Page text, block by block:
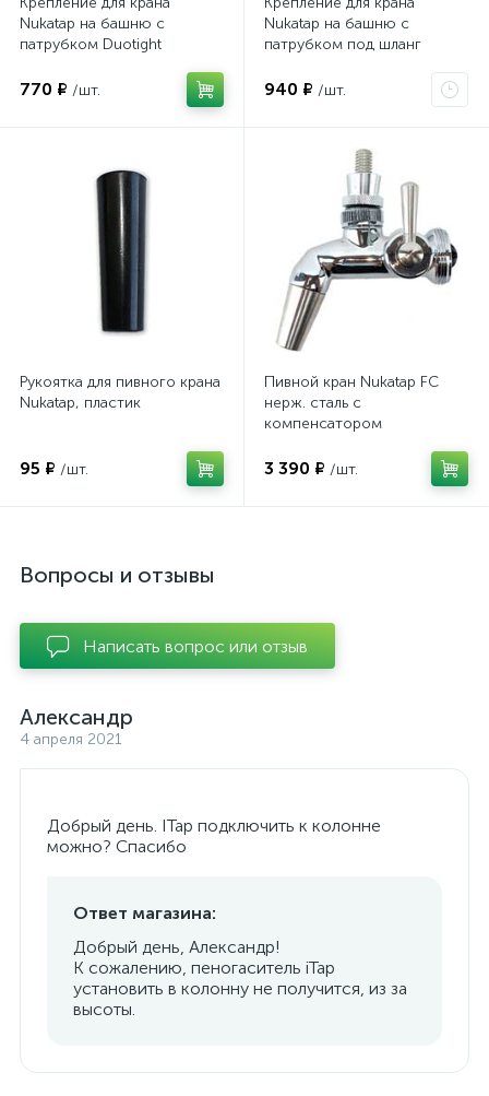
Nukatap на башню с
патрубком Duotight
770 ₽ /шт.
Nukatap на башню с
патрубком под шланг
940 ₽ /шт.
Рукоятка для пивного крана
Nukatap, пластик
95 ₽ /шт.
Пивной кран Nukatap FC
нерж. сталь с
компенсатором
3 390 ₽ /шт.
Вопросы и отзывы
Написать вопрос или отзыв
Александр
4 апреля 2021
Добрый день. ITap подключить к колонне
можно? Спасибо
Ответ магазина:
Добрый день, Александр!
К сожалению, пеногаситель iTap
установить в колонну не получится, из за
высоты.